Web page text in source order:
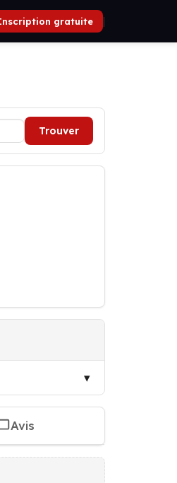
gratuite |
Trouver
Avis